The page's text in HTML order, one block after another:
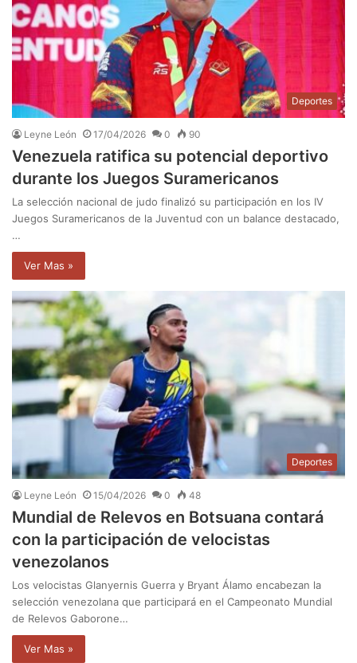
Deportes
Leyne León 17/04/2026 0 90
Venezuela ratifica su potencial deportivo
durante los Juegos Suramericanos
La selección nacional de judo finalizó su participación en los IV
Juegos Suramericanos de la Juventud con un balance destacado,
…
Ver Mas »
Deportes
Leyne León 15/04/2026 0 48
Mundial de Relevos en Botsuana contará
con la participación de velocistas
venezolanos
Los velocistas Glanyernis Guerra y Bryant Álamo encabezan la
selección venezolana que participará en el Campeonato Mundial
de Relevos Gaborone…
Ver Mas »